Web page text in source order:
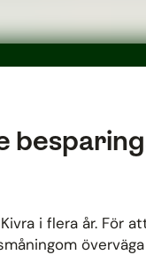
i flera år. För